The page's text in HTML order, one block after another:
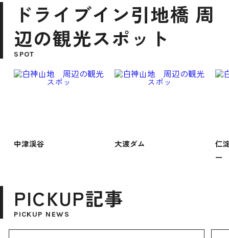
ドライブイン引地橋 周
辺の観光スポット
SPOT
中津渓谷 大渡ダム
仁
ー
PICKUP記事
PICKUP NEWS